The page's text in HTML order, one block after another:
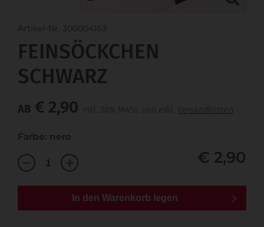
Artikel-Nr. 300004163
FEINSÖCKCHEN
SCHWARZ
AB € 2,90 inkl. 20% MwSt. und exkl. Versandkosten
Farbe: nero
€ 2,90
In den Warenkorb legen